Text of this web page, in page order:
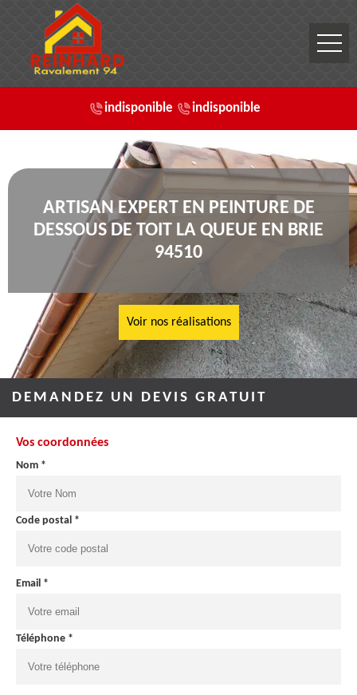
indisponible indisponible
ARTISAN EXPERT EN PEINTURE DE
DESSOUS DE TOIT LA QUEUE EN BRIE
94510
Voir nos réalisations
DEMANDEZ UN DEVIS GRATUIT
Vos coordonnées
Nom *
Code postal *
Email *
Téléphone *